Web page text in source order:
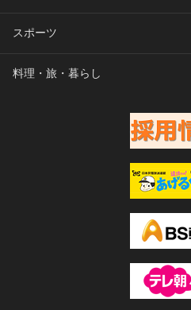
スポーツ
料理・旅・暮らし